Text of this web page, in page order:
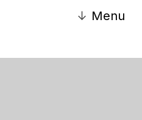
↓ Menu